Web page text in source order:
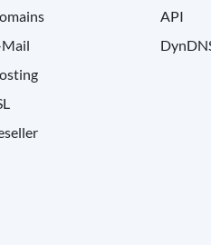
Mail
API